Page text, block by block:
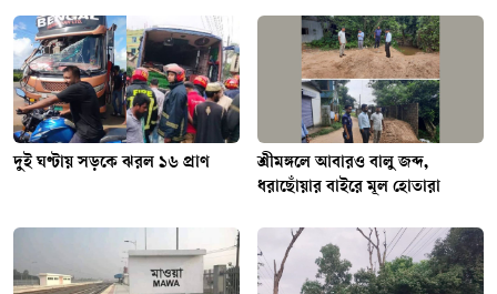
দুই ঘণ্টায় সড়কে ঝরল ১৬ প্রাণ
শ্রীমঙ্গলে আবারও বালু জব্দ,
ধরাছোঁয়ার বাইরে মূল হোতারা